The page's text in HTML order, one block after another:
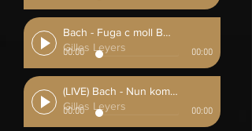
Bach - Fuga c moll BWV 537
Gilles Leyers
00:00 00:00
(LIVE) Bach - Nun komm, der Heiden Heiland
Gilles Leyers
00:00 00:00